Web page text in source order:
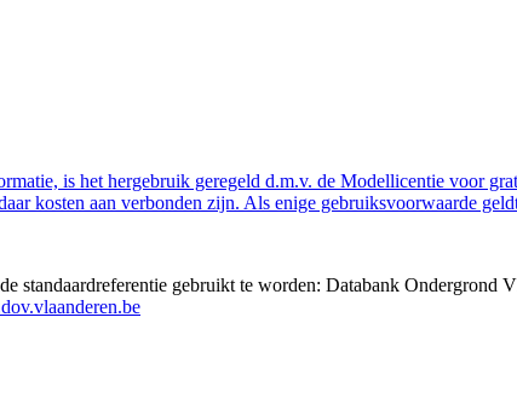
is het hergebruik geregeld d.m.v. de Modellicentie voor
kosten aan verbonden zijn. Als enige gebruiksvoorwaarde
standaardreferentie gebruikt te worden: Databank Ondergrond